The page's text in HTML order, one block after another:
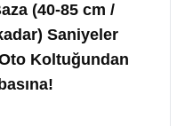
(40-85 cm /
Saniyeler
Koltuğundan